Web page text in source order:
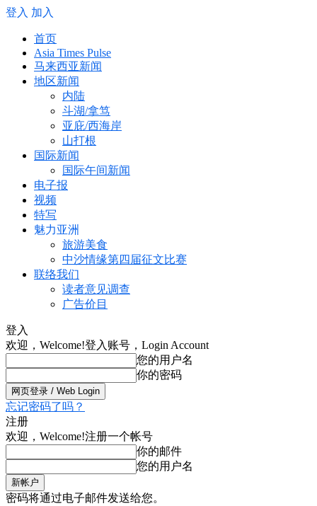
登入 加入
首页
Asia Times Pulse
马来西亚新闻
地区新闻
内陆
斗湖/拿笃
亚庇/西海岸
山打根
国际新闻
国际午间新闻
电子报
视频
特写
魅力亚洲
旅游美食
中沙情缘第四届征文比赛
联络我们
读者意见调查
广告价目
登入
欢迎，Welcome!登入账号，Login Account
您的用户名
你的密码
忘记密码了吗？
注册
欢迎，Welcome!注册一个帐号
你的邮件
您的用户名
密码将通过电子邮件发送给您。